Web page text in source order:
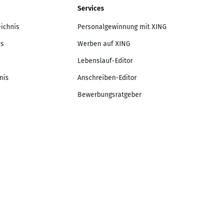
Services
Personalgewinnung mit XING
Werben auf XING
Lebenslauf-Editor
Anschreiben-Editor
Bewerbungsratgeber